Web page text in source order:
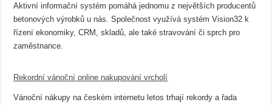
Aktivní informační systém pomáhá jednomu z největších producentů
betonových výrobků u nás. Společnost využívá systém Vision32 k
řízení ekonomiky, CRM, skladů, ale také stravování či sprch pro
zaměstnance.
Rekordní vánoční online nakupování vrcholí
Vánoční nákupy na českém internetu letos trhají rekordy a řada